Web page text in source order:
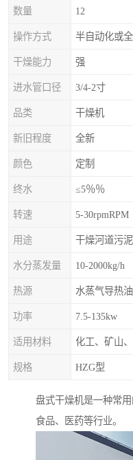
数量 12
操作方式 半自动化或
干燥能力 强
进水管口径 3/4-2寸
品类 干燥机
新旧程度 全新
颜色 定制
终水 ≤5％％
转速 5-30rpmRPM
用途 干燥河道污泥
水分蒸发量 10-2000kg/h
热源 水蒸气导热
功率 7.5-135kw
适用材料
规格 HZG型
盘式干燥机是一种常
食品、医药等行业。